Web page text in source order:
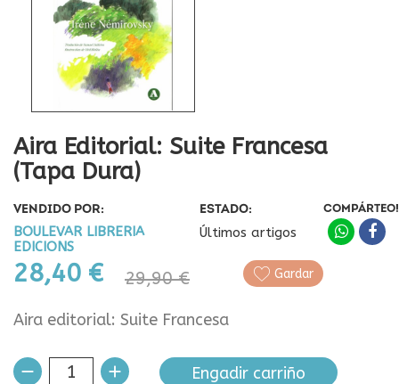
Aira Editorial: Suite Francesa
(tapa Dura)
VENDIDO POR:
BOULEVAR LIBRERIA
EDICIONS
ESTADO:
Últimos artigos
28,40 € 29,90 €
COMPÁRTEO!
Gardar
Aira editorial: Suite Francesa
Engadir carriño